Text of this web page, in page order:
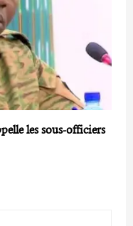
les sous-officiers